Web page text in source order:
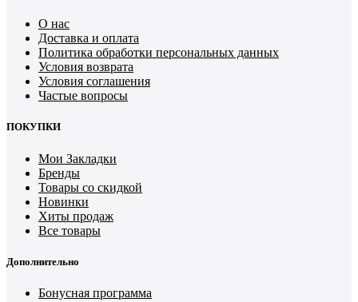
О нас
Доставка и оплата
Политика обработки персональных данных
Условия возврата
Условия соглашения
Частые вопросы
ПОКУПКИ
Мои Закладки
Бренды
Товары со скидкой
Новинки
Хиты продаж
Все товары
Дополнительно
Бонусная программа